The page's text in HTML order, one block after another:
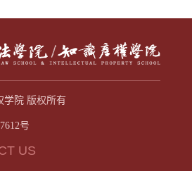
学院 版权所有
号
US